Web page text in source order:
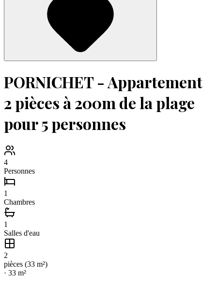
PORNICHET - Appartement
2 pièces à 200m de la plage
pour 5 personnes
4
Personnes
1
Chambres
1
Salles d'eau
2
pièces (33 m²)
· 33 m²